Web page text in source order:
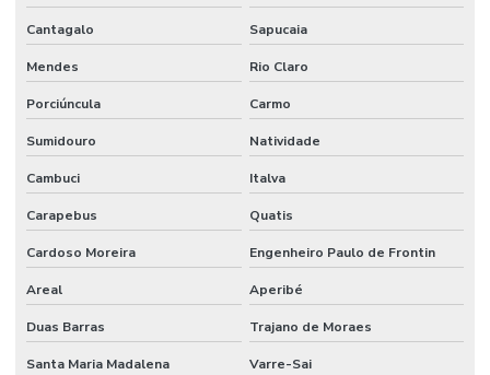
Cantagalo Sapucaia
Mendes Rio Claro
Porciúncula Carmo
Sumidouro Natividade
Cambuci Italva
Carapebus Quatis
Cardoso Moreira Engenheiro Paulo de Frontin
Areal Aperibé
Duas Barras Trajano de Moraes
Santa Maria Madalena Varre-Sai